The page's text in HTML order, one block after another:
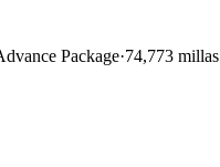
Package 74,773 millas